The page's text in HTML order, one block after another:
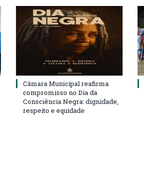
Câmara Municipal reafirma
compromisso no Dia da
Consciência Negra: dignidade,
respeito e equidade